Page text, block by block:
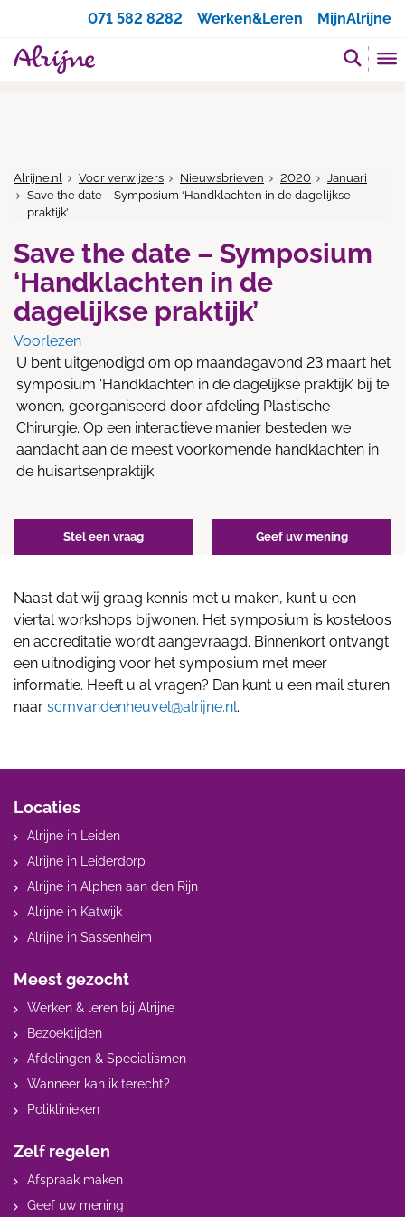
071 582 8282
Werken&Leren MijnAlrijne
Alrijne.nl Voor verwijzers Nieuwsbrieven 2020
Januari
Save the date – Symposium ‘Handklachten in de dagelijkse
praktijk’
Save the date – Symposium
‘Handklachten in de
dagelijkse praktijk’
Voorlezen
U bent uitgenodigd om op maandagavond 23 maart het
symposium ‘Handklachten in de dagelijkse praktijk’ bij te
wonen, georganiseerd door afdeling Plastische
Chirurgie. Op een interactieve manier besteden we
aandacht aan de meest voorkomende handklachten in
de huisartsenpraktijk.
Stel een vraag Geef uw mening
Naast dat wij graag kennis met u maken, kunt u een
viertal workshops bijwonen. Het symposium is kosteloos
en accreditatie wordt aangevraagd. Binnenkort ontvangt
een uitnodiging voor het symposium met meer
informatie. Heeft u al vragen? Dan kunt u een mail sturen
naar scmvandenheuvel@alrijne.nl.
Locaties
Alrijne in Leiden
Alrijne in Leiderdorp
Alrijne in Alphen aan den Rijn
Alrijne in Katwijk
Alrijne in Sassenheim
Meest gezocht
Werken & leren bij Alrijne
Bezoektijden
Afdelingen & Specialismen
Wanneer kan ik terecht?
Poliklinieken
Zelf regelen
Afspraak maken
Geef uw mening